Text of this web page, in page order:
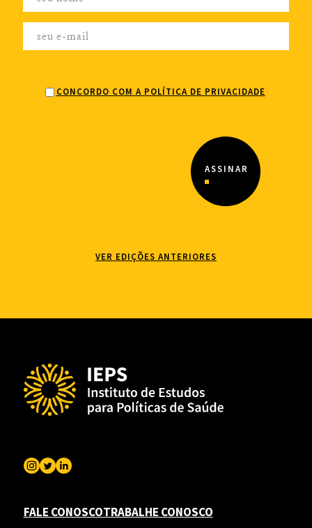
CONCORDO COM A POLÍTICA DE PRIVACIDADE
VER EDIÇÕES ANTERIORES
FALE CONOSCOTRABALHE CONOSCO